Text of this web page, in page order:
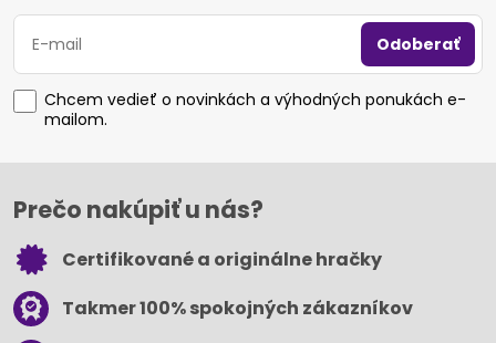
Odoberať
Chcem vedieť o novinkách a výhodných ponukách e-
mailom.
Prečo nakúpiť u nás?
Certifikované a originálne hračky
Takmer 100% spokojných zákazníkov